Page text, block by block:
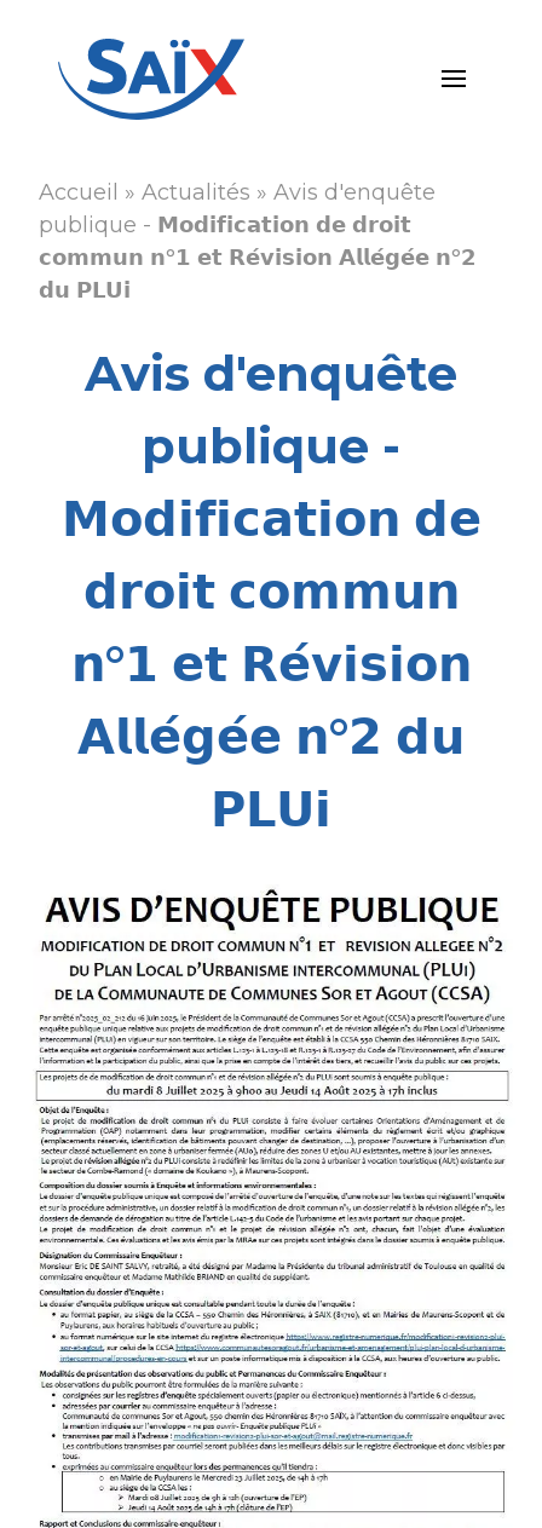
contenu
principal
d'Ariane
Accueil Actualités
Avis d'enquête
publique - 𝗠𝗼𝗱𝗶𝗳𝗶𝗰𝗮𝘁𝗶𝗼𝗻 𝗱𝗲 𝗱𝗿𝗼𝗶𝘁
𝗰𝗼𝗺𝗺𝘂𝗻 𝗻°𝟭 𝗲𝘁 𝗥𝗲́𝘃𝗶𝘀𝗶𝗼𝗻 𝗔𝗹𝗹𝗲́𝗴𝗲́𝗲 𝗻°𝟮
𝗱𝘂 𝗣𝗟𝗨𝗶
Avis d'enquête
publique -
𝗠𝗼𝗱𝗶𝗳𝗶𝗰𝗮𝘁𝗶𝗼𝗻 𝗱𝗲
𝗱𝗿𝗼𝗶𝘁 𝗰𝗼𝗺𝗺𝘂𝗻
𝗻°𝟭 𝗲𝘁 𝗥𝗲́𝘃𝗶𝘀𝗶𝗼𝗻
𝗔𝗹𝗹𝗲́𝗴𝗲́𝗲 𝗻°𝟮 𝗱𝘂
𝗣𝗟𝗨𝗶